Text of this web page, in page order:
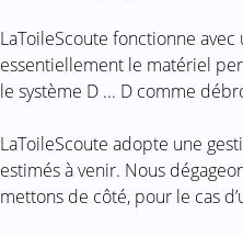
LaToileScoute fonctionne
essentiellement le matériel
le système D ... D comme
LaToileScoute adopte une
estimés à venir. Nous
mettons de côté, pour le cas